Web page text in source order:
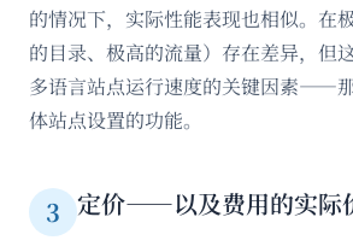
的情况下，实际性能表现也相似。在
的目录、极高的流量）存在差异，但
多语言站点运行速度的关键因素——
体站点设置的功能。
3 定价——以及费用的实际